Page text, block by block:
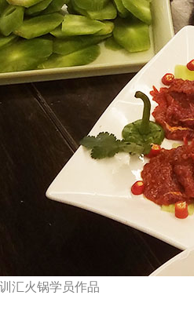
汇火锅学员作品